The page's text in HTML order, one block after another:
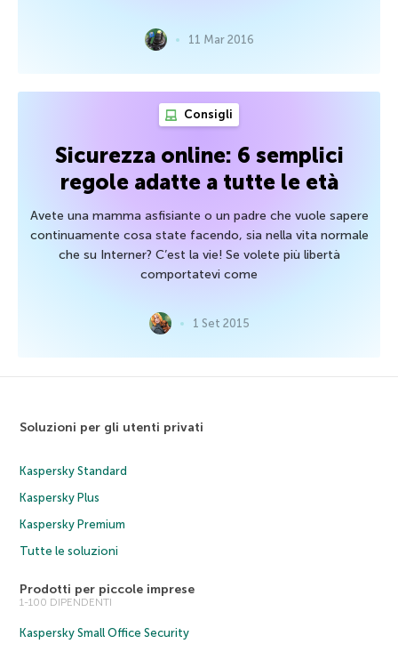
11 Mar 2016
Consigli
Sicurezza online: 6 semplici
regole adatte a tutte le età
Avete una mamma asfisiante o un padre che vuole sapere
continuamente cosa state facendo, sia nella vita normale
che su Interner? C’est la vie! Se volete più libertà
comportatevi come
1 Set 2015
Soluzioni per gli utenti privati
Kaspersky Standard
Kaspersky Plus
Kaspersky Premium
Tutte le soluzioni
Prodotti per piccole imprese
1-100 DIPENDENTI
Kaspersky Small Office Security